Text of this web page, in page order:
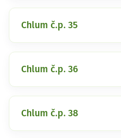
Chlum č.p. 35
Chlum č.p. 36
Chlum č.p. 38